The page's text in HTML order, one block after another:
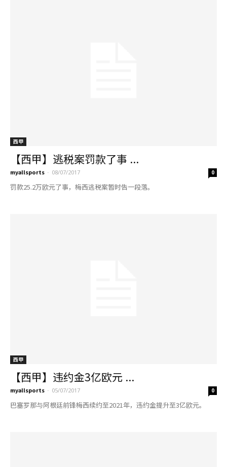
西甲
【西甲】逃税案罚款了事 ...
myallsports - 08/07/2017 0
罚款25.2万欧元了事，梅西逃税案暂时告一段落。
西甲
【西甲】违约金3亿欧元 ...
myallsports - 05/07/2017 0
巴塞罗那与阿根廷前锋梅西续约至2021年，违约金提升至3亿欧元。